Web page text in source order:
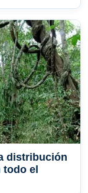
distribución
el